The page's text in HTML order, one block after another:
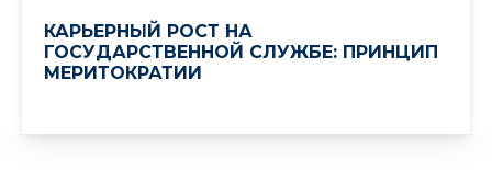
КАРЬЕРНЫЙ РОСТ НА
ГОСУДАРСТВЕННОЙ СЛУЖБЕ: ПРИНЦИП
МЕРИТОКРАТИИ